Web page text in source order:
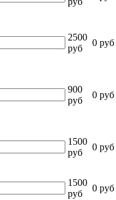
2500
руб
0 руб
900
руб
0 руб
1500
руб
0 руб
1500
руб
0 руб